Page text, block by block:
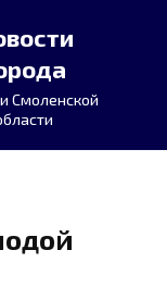
Смоленской